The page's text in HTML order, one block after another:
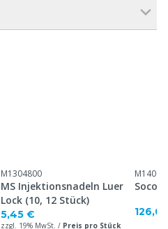
M1304800
MS Injektionsnadeln Luer
Lock (10, 12 Stück)
5,45 €
zzgl. 19% MwSt. / Preis pro Stück